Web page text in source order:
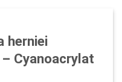
herniei
Cyanoacrylat